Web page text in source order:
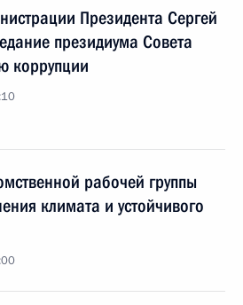
Президента Сергей
президиума Совета
коррупции
рабочей группы
климата и устойчивого